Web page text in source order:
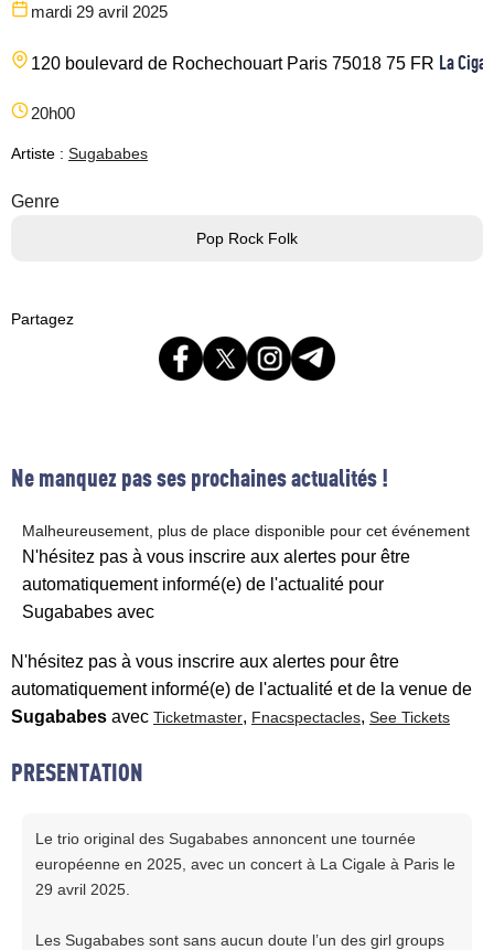
mardi 29 avril 2025
120 boulevard de Rochechouart Paris 75018 75 FR La
20h00
Artiste : Sugababes
Genre
Pop Rock Folk
Partagez
Ne manquez pas ses prochaines actualités !
Malheureusement, plus de place disponible pour cet événement
N'hésitez pas à vous inscrire aux alertes pour être
automatiquement informé(e) de l'actualité pour
Sugababes avec
N'hésitez pas à vous inscrire aux alertes pour être
automatiquement informé(e) de l'actualité et de la venue de
Sugababes avec Ticketmaster, Fnacspectacles, See Tickets
PRESENTATION
Le trio original des Sugababes annoncent une tournée
européenne en 2025, avec un concert à La Cigale à Paris le
29 avril 2025.
Les Sugababes sont sans aucun doute l’un des girl groups